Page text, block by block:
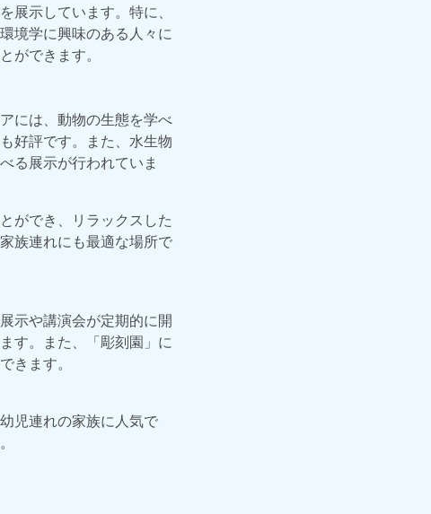
示しています。特に、
境学に興味のある人々に
ができます。
には、動物の生態を学べ
好評です。また、水生物
る展示が行われていま
ができ、リラックスした
族連れにも最適な場所で
示や講演会が定期的に開
す。また、「彫刻園」に
きます。
児連れの家族に人気で